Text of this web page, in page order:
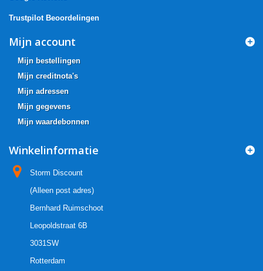
Trustpilot Beoordelingen
Mijn account
Mijn bestellingen
Mijn creditnota's
Mijn adressen
Mijn gegevens
Mijn waardebonnen
Winkelinformatie
Storm Discount
(Alleen post adres)
Bernhard Ruimschoot
Leopoldstraat 6B
3031SW
Rotterdam